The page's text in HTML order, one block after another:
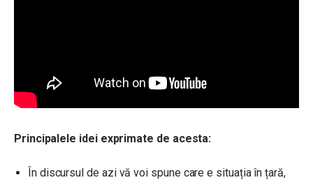
Principalele idei exprimate de acesta:
În discursul de azi vă voi spune care e situația în țară,